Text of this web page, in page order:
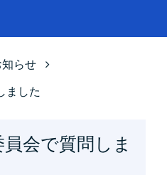
せ
プ
ーポリシー
らせ
ました
会で質問しま